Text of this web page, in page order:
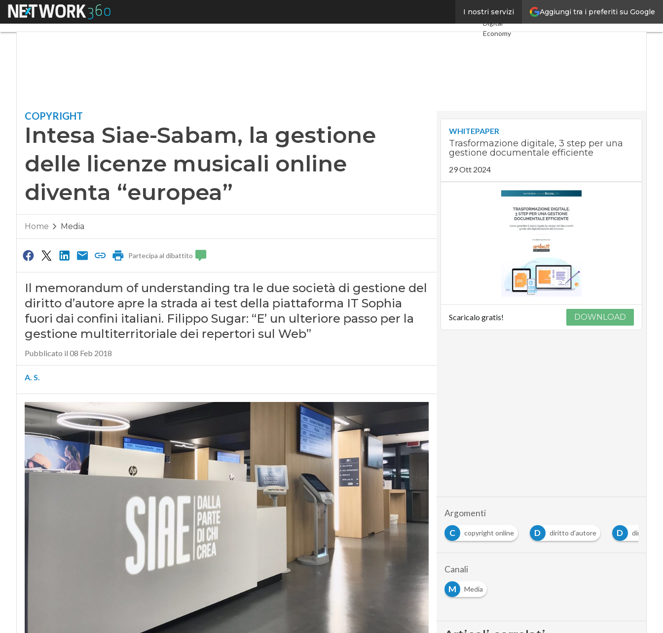
Aggiungi tra i preferiti su Google
I nostri servizi
Menu Intesa Siae-Sabam, la gestione delle licenze musicali online diventa “europea”Ultimi articoli
Digital
Economy
Le Guide di
CorCom
Podcast
Privacy
COPYRIGHT
Intesa Siae-Sabam, la gestione
delle licenze musicali online
diventa “europea”
Home Media
Partecipa al dibattito
Il memorandum of understanding tra le due società di gestione del
diritto d’autore apre la strada ai test della piattaforma IT Sophia
fuori dai confini italiani. Filippo Sugar: “E’ un ulteriore passo per la
gestione multiterritoriale dei repertori sul Web”
Pubblicato il 08 Feb 2018
A. S.
WHITEPAPER
Trasformazione digitale, 3 step per una
gestione documentale efficiente
29 Ott 2024
Scaricalo gratis! DOWNLOAD
Argomenti
C
C copyright online D diritto d'autore D diritto
Canali
M
Media